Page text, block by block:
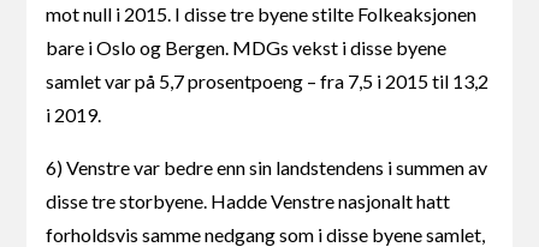
mot null i 2015. I disse tre byene stilte Folkeaksjonen
bare i Oslo og Bergen. MDGs vekst i disse byene
samlet var på 5,7 prosentpoeng – fra 7,5 i 2015 til 13,2
i 2019.
6) Venstre var bedre enn sin landstendens i summen av
disse tre storbyene. Hadde Venstre nasjonalt hatt
forholdsvis samme nedgang som i disse byene samlet,